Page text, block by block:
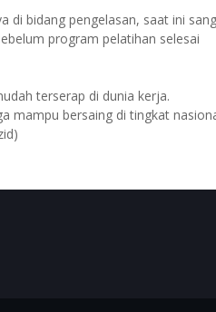
di bidang pengelasan, saat ini
program pelatihan selesai
terserap di dunia kerja.
mampu bersaing di tingkat